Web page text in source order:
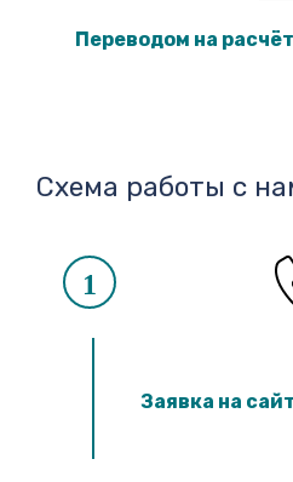
Переводом на
Схема работы с
1
Заявка на